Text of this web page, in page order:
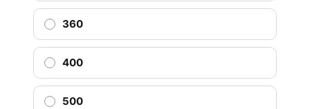
360
400
500